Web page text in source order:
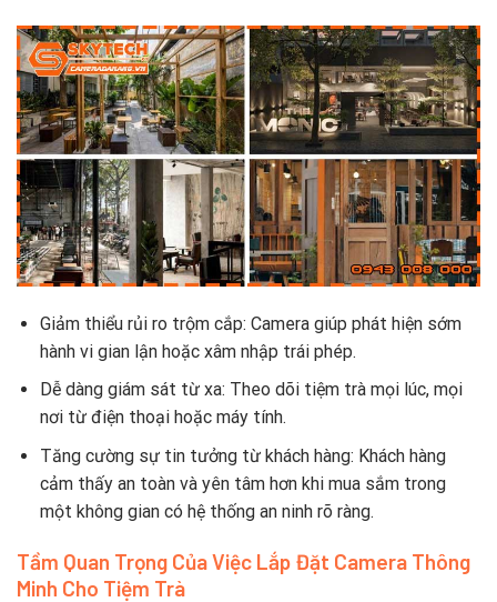
Giảm thiểu rủi ro trộm cắp: Camera giúp phát hiện sớm
hành vi gian lận hoặc xâm nhập trái phép.
Dễ dàng giám sát từ xa: Theo dõi tiệm trà mọi lúc, mọi
nơi từ điện thoại hoặc máy tính.
Tăng cường sự tin tưởng từ khách hàng: Khách hàng
cảm thấy an toàn và yên tâm hơn khi mua sắm trong
một không gian có hệ thống an ninh rõ ràng.
Tầm Quan Trọng Của Việc Lắp Đặt Camera Thông
Minh Cho Tiệm Trà